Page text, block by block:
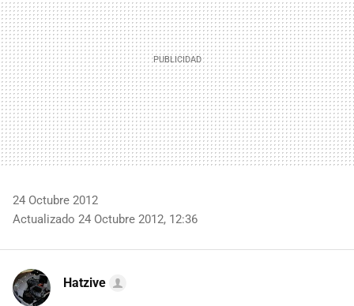
24 Octubre 2012
Actualizado 24 Octubre 2012, 12:36
Hatzive